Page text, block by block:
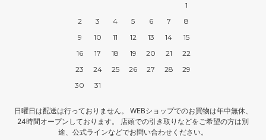
1
2
3 4 5 6 7
8
9
10 11 12 13 14
15
16
17 18 19 20 21
22
23
24 25 26 27 28
29
30
31
日曜日は配送は行っておりません。 WEBショップでのお買物は年中無休、
24時間オープンしております。 店頭での引き取りなどをご希望の方は別
途、公式ラインなどでお問い合わせください。